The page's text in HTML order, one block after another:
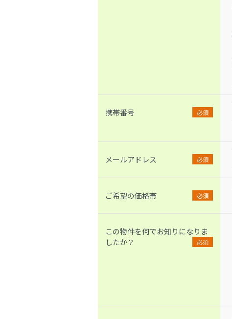
携帯番号
必須
メールアドレス 必須
ご希望の価格帯 必須
この物件を何でお知りになりま
したか？
必須